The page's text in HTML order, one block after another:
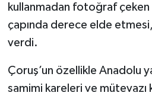
kullanmadan fotoğraf çeken
çapında derece elde
verdi.
Çoruş’un özellikle Anadolu
samimi kareleri ve mütevazı